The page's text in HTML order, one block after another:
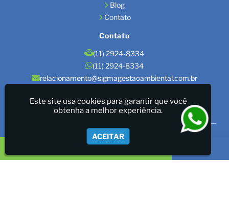
Blog
Contato
Contato
(11) 2924-8334
(11) 2924-8334
relacionamento@sigmagestaoambiental.com.br
Localização
São Paulo / SP
Sigma Gestão Ambiental - LICENÇAS AMBIENTAIS/GESTÃO
DE RESÍDUOS/LAUDOS
Este site usa cookies para garantir que você
obtenha a melhor experiência.
ACEITAR